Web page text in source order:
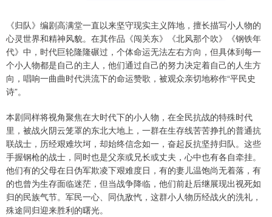
《归队》编剧高满堂一直以来坚守现实主义阵地，擅长描写小人物的
心灵世界和精神风貌。在其作品《闯关东》《北风那个吹》《钢铁年
代》中，时代巨轮隆隆碾过，个体命运无法左右方向，但具体到每一
个小人物都是自己的主人，他们通过自己的努力决定着自己的人生方
向，唱响一曲曲时代洪流下的命运赞歌，被观众亲切地称作“平民史
诗”。
本剧同样将视角聚焦在大时代下的小人物，在全民抗战的特殊时代
里，被战火阴云笼罩的东北大地上，一群在生存线苦苦挣扎的普通抗
联战士，历经艰难坎坷，却始终信念如一，奋起反抗坚持归队。这些
手握钢枪的战士，同时也是父亲或兄长或丈夫，心中也有各自牵挂。
他们有的父母在日伪军欺凌下艰难度日，有的妻儿温饱尚无着落，有
的也曾为生存面临迷茫，但当战争降临，他们前赴后继展现出视死如
归的民族气节。军民一心、同仇敌忾，这群小人物历经战火的洗礼，
殊途同归迎来胜利的曙光。